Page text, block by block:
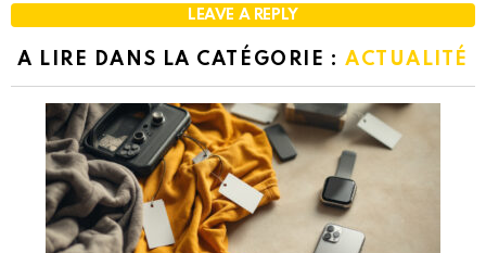
LEAVE A REPLY
A LIRE DANS LA CATÉGORIE : ACTUALITÉ